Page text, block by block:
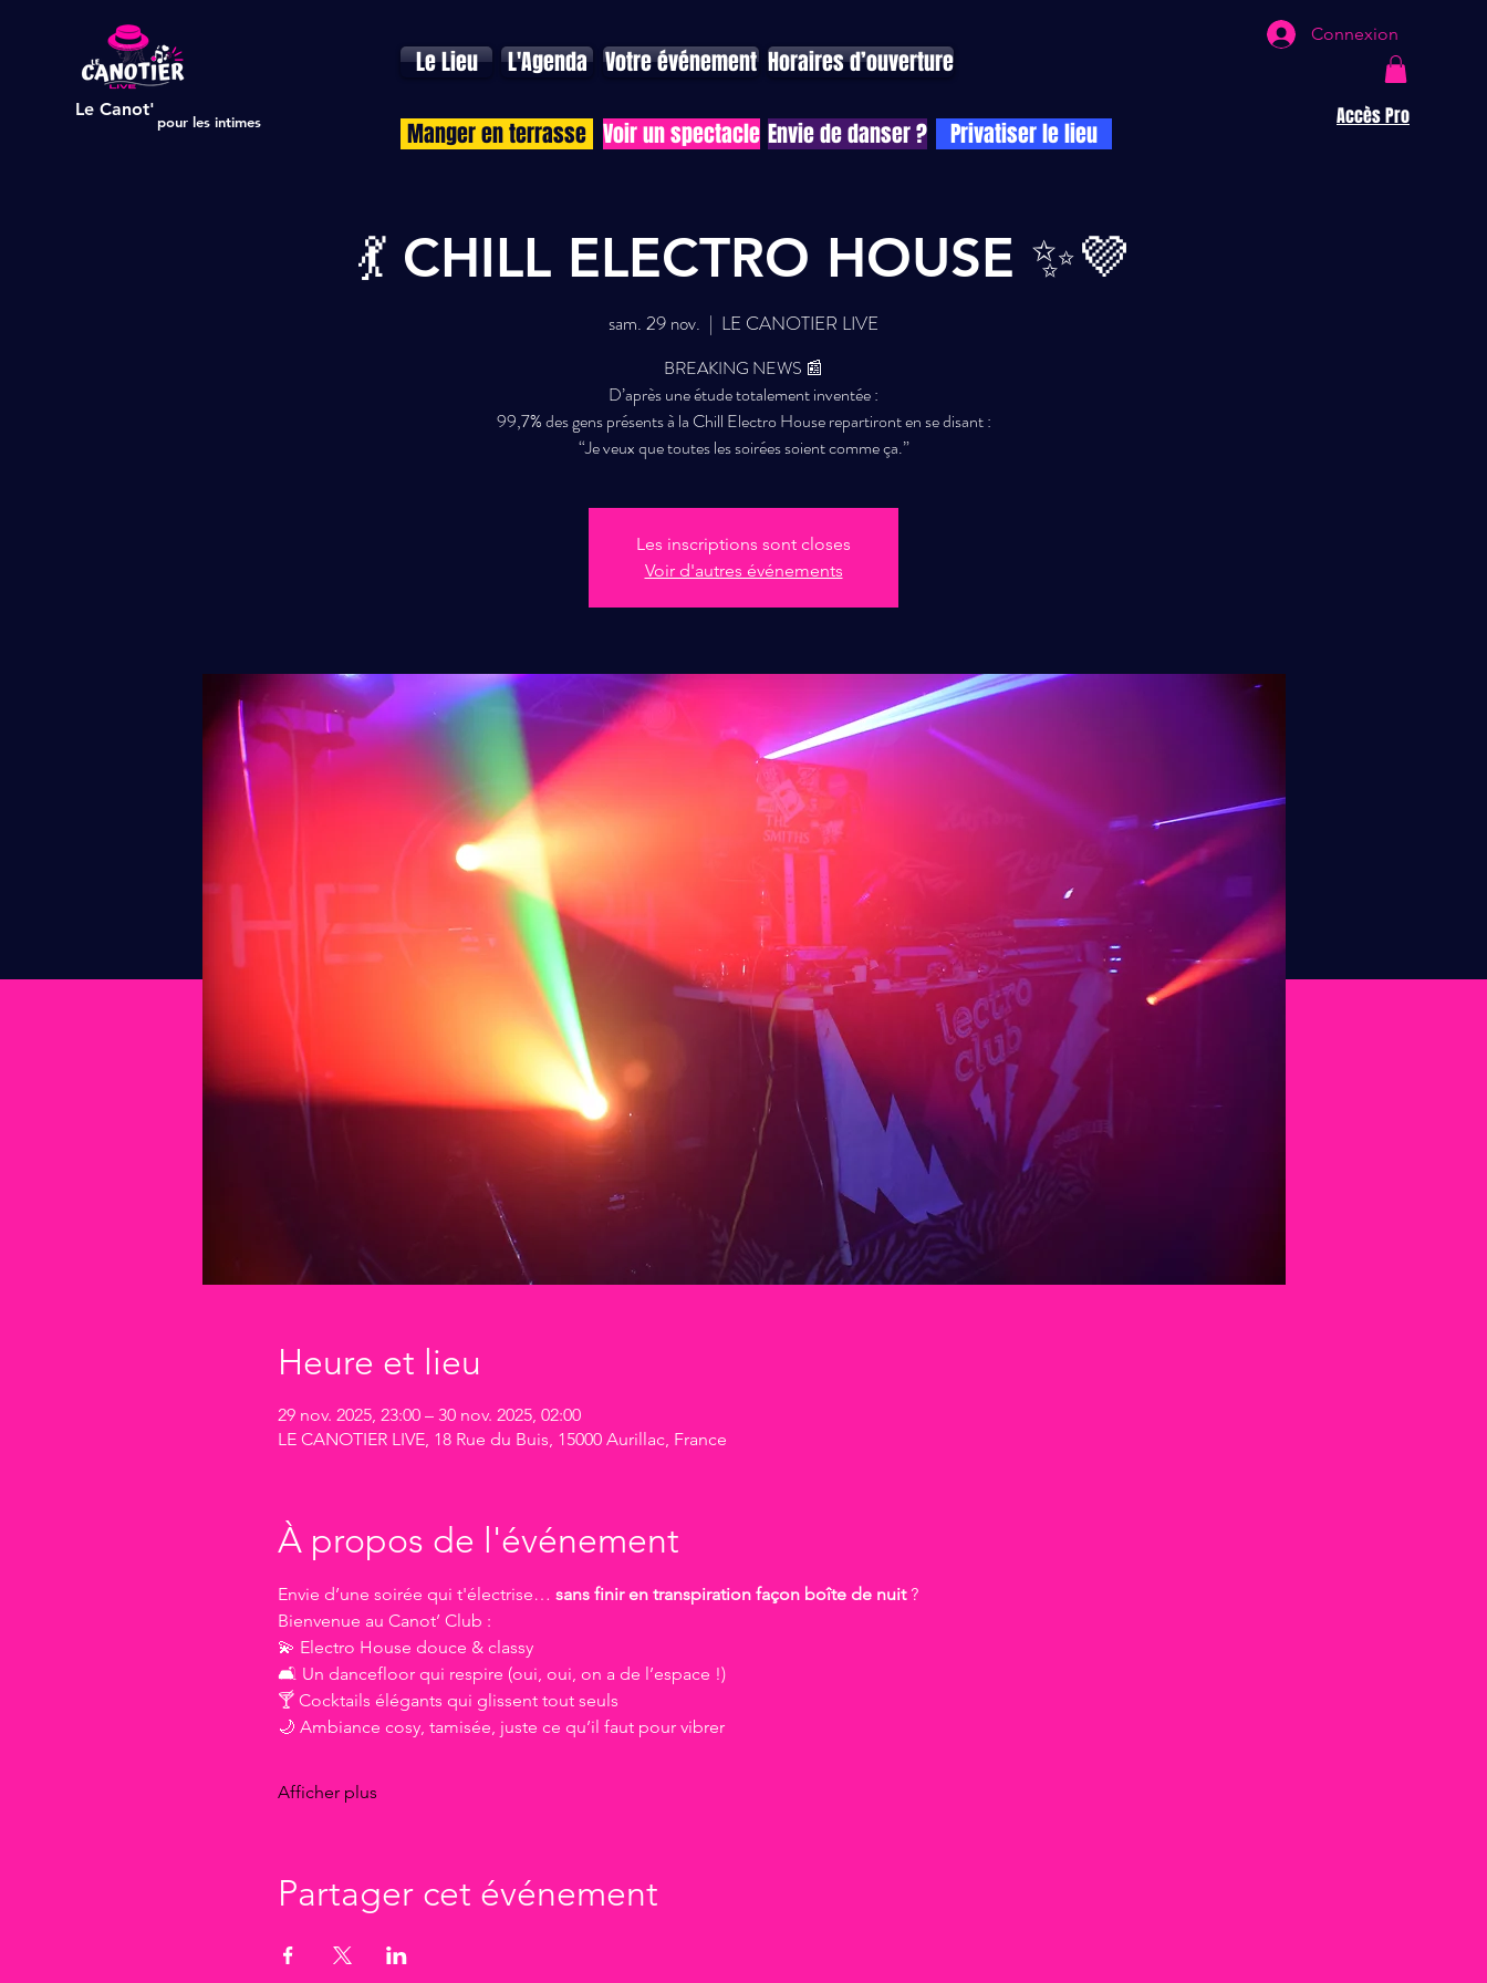
Le Canot'
pour les intimes
Le Lieu L'Agenda Votre événement Horaires d’ouverture
Manger en terrasse Voir un spectacle Envie de danser ? Privatiser le lieu
Connexion
Accès Pro
💃 CHILL ELECTRO HOUSE ✨💜
sam. 29 nov.
  |
LE CANOTIER LIVE
BREAKING NEWS 📰
D’après une étude totalement inventée :
99,7% des gens présents à la Chill Electro House repartiront en se disant :
“Je veux que toutes les soirées soient comme ça.”
Les inscriptions sont closes
Voir d'autres événements
Heure et lieu
29 nov. 2025, 23:00 – 30 nov. 2025, 02:00
LE CANOTIER LIVE, 18 Rue du Buis, 15000 Aurillac, France
À propos de l'événement
Envie d’une soirée qui t'électrise… sans finir en transpiration façon boîte de nuit ?
Bienvenue au Canot’ Club :
💫 Electro House douce & classy
🛋️ Un dancefloor qui respire (oui, oui, on a de l’espace !)
🍸 Cocktails élégants qui glissent tout seuls
🌙 Ambiance cosy, tamisée, juste ce qu’il faut pour vibrer
Afficher plus
Partager cet événement